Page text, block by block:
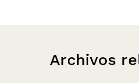
Archivos